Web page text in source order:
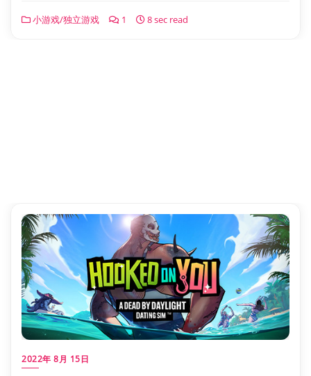
小游戏/独立游戏 1 8 sec read
2022年 8月 15日